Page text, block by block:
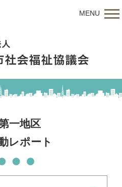
MENU
一地区
レポート